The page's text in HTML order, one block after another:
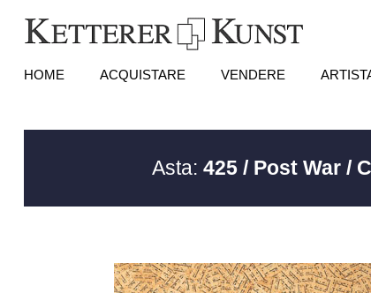
HOME ACQUISTARE VENDERE
Asta:425 / Post War /